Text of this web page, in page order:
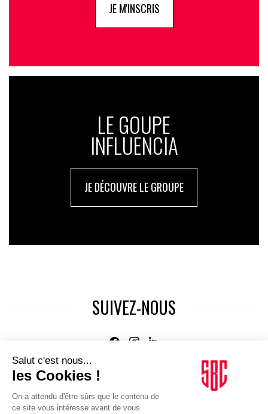
JE M'INSCRIS
LE GOUPE
INFLUENCIA
JE DÉCOUVRE LE GROUPE
SUIVEZ-NOUS